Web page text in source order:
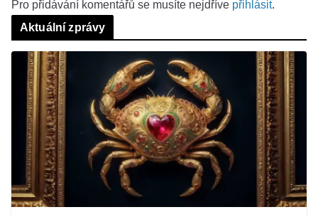
Pro přidávání komentářů se musíte nejdříve přihlásit.
Aktuální zprávy